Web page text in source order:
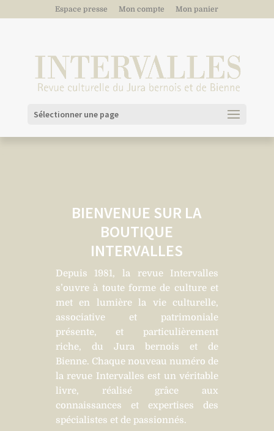
Espace presse Mon compte Mon panier
Sélectionner une page
BIENVENUE SUR LA
BOUTIQUE
INTERVALLES
Depuis 1981, la revue Intervalles
s’ouvre à toute forme de culture et
met en lumière la vie culturelle,
associative et patrimoniale
présente, et particulièrement
riche, du Jura bernois et de
Bienne. Chaque nouveau numéro de
la revue Intervalles est un véritable
livre, réalisé grâce aux
connaissances et expertises des
spécialistes et de passionnés.